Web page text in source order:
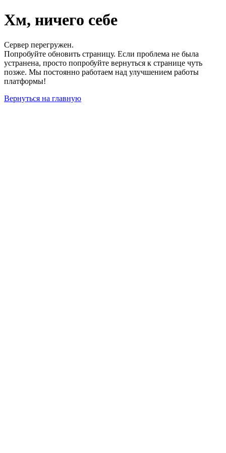
Хм, ничего себе
Сервер перегружен.
Попробуйте обновить страницу. Если проблема не была
устранена, просто попробуйте вернуться к странице чуть
позже. Мы постоянно работаем над улучшением работы
платформы!
Вернуться на главную